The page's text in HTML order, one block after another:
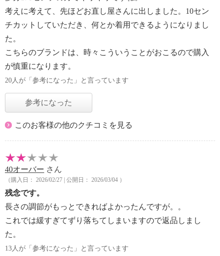
考えに考えて、先ほどお直し屋さんに出しました。10セン
チカットしていただき、何とか着用できるようになりまし
た。
こちらのブランドは、時々こういうことがおこるので購入
が慎重になります。
20人が「参考になった」と言っています
参考になった
このお客様の他のクチコミを見る
40オーバー さん
（購入日： 2026/02/27 | 公開日： 2026/03/04 ）
残念です。
長さの調節がもっとできればよかったんですが。。
これでは緩すぎてずり落ちてしまいますので返品しまし
た。
13人が「参考になった」と言っています